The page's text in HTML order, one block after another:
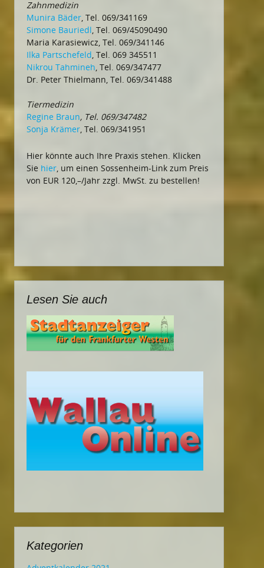
Zahnmedizin
Munira Bäder, Tel. 069/341169
Simone Bauriedl, Tel. 069/45090490
Maria Karasiewicz, Tel. 069/341146
Ilka Partschefeld, Tel. 069 345511
Nikrou Tahmineh, Tel. 069/347477
Dr. Peter Thielmann, Tel. 069/341488
Tiermedizin
Regine Braun, Tel. 069/347482
Sonja Krämer, Tel. 069/341951
Hier könnte auch Ihre Praxis stehen. Klicken
Sie hier, um einen Sossenheim-Link zum Preis
von EUR 120,–/Jahr zzgl. MwSt. zu bestellen!
Lesen Sie auch
Kategorien